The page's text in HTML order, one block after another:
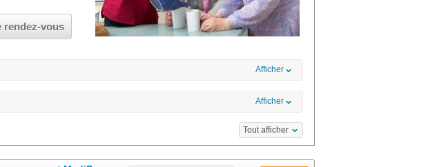
rendez-vous
Afficher
Afficher
Tout afficher